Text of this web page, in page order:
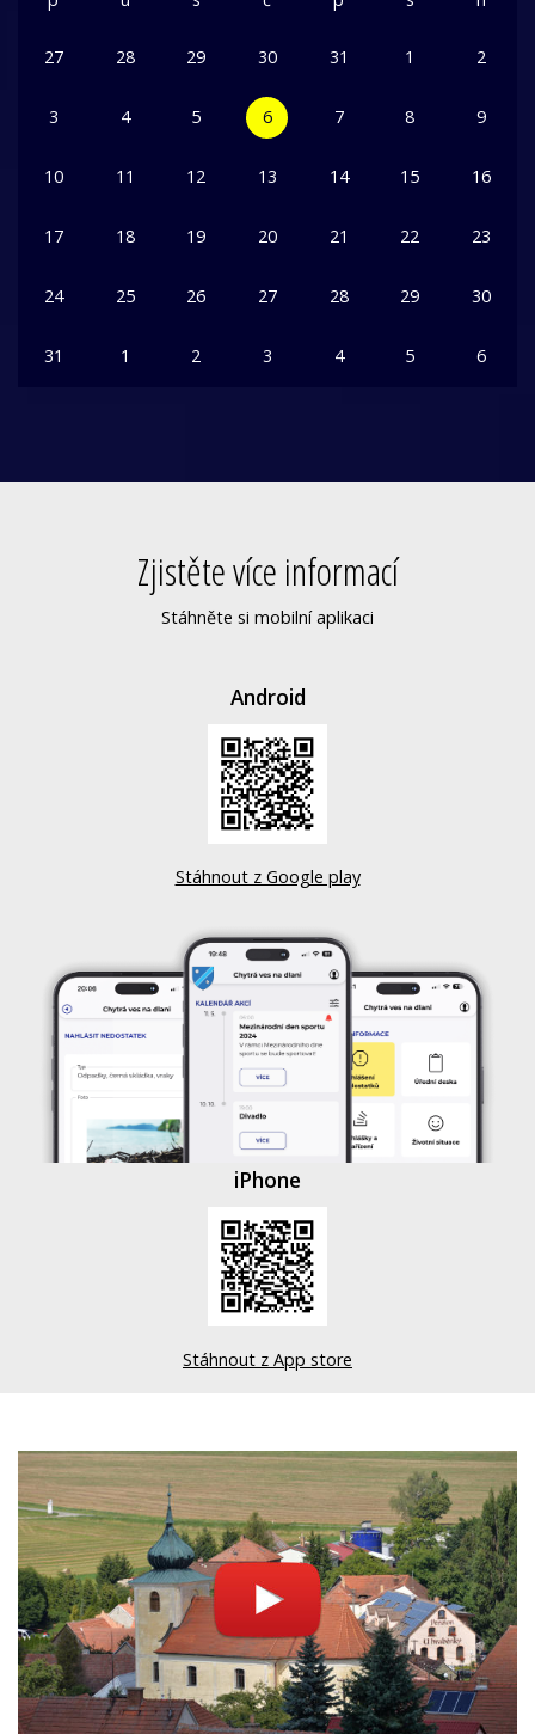
27 28 29 30 31 1 2
3 4 5 6 7 8 9
10 11 12 13 14 15 16
17 18 19 20 21 22 23
24 25 26 27 28 29 30
31 1 2 3 4 5 6
Zjistěte více informací
Stáhněte si mobilní aplikaci
Android
Stáhnout z Google play
iPhone
Stáhnout z App store